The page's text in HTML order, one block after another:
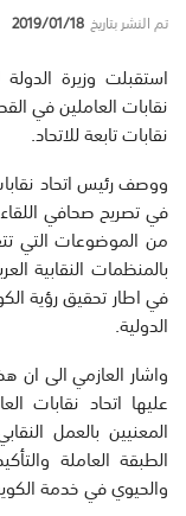
تم النشر بتاريخ2019/01/18
استقبلت وزيرة
نقابات العاملين في
نقابات تابعة للاتحاد.
ووصف رئيس اتحاد
في تصريح صحافي
من الموضوعات التي
بالمنظمات النقابية
الدولية.
واشار العازمي الى ان
عليها اتحاد نقابات
المعنيين بالعمل
الطبقة العاملة
والحيوي في خدمة